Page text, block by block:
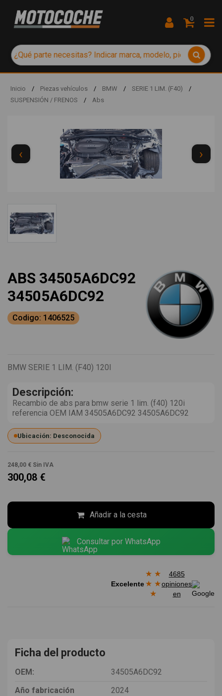
0
Inicio / Piezas vehículos / BMW / SERIE 1 LIM. (F40)
/
SUSPENSIÓN / FRENOS
/ Abs
‹ ›
ABS 34505A6DC92
34505A6DC92
Codigo: 1406525
BMW SERIE 1 LIM. (F40) 120I
Descripción:
Recambio de abs para bmw serie 1 lim. (f40) 120i
referencia OEM IAM 34505A6DC92 34505A6DC92
Ubicación: Desconocida
248,00 € Sin IVA
300,08 €
Añadir a la cesta
Consultar por WhatsApp
Excelente
★ ★
★ ★
★
4685
opiniones
en
Ficha del producto
OEM:
34505A6DC92
Año fabricación
2024